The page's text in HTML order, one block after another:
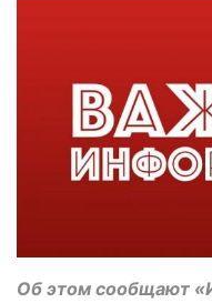
Об этом сообщают